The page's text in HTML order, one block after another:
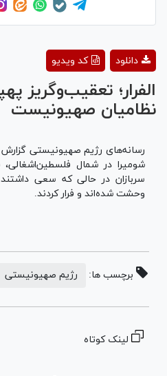
کد ویدیو دانلود
الفرار؛ تعقیب‌وگریز
نظامیان صهیونیست
رسانه‌های رژیم صهیونیستی
شومیرا در شمال
سربازان در حالی که سعی
وحشت شده‌اند و فرار کردند.
برچسب ها: رژیم صهیونیستی
لینک کوتاه